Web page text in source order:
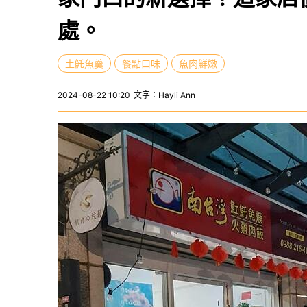
處。
土魠魚羹 餐點口味 魚肉鮮嫩
2024-08-22 10:20 文字：Hayli Ann